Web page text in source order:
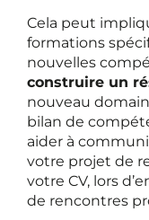
Cela peut
formations
nouvelles
construire un
nouveau
bilan de
aider à
votre projet de
votre CV, lors
de rencontres